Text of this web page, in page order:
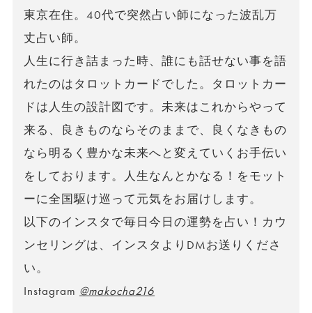
東京在住。40代で突然占い師になった波乱万
丈占い師。
人生に行き詰まった時、誰にも話せない事を語
れたのはタロットカードでした。タロットカー
ドは人生の設計図です。未来はこれからやって
来る、良きものならそのままで、良くなきもの
なら明るく豊かな未来へと変えていくお手伝い
をしております。人生なんとかなる！をモット
ーに全国駆け巡って元気をお届けします。
以下のインスタで毎日今日の運勢を占い！カウ
ンセリングは、インスタよりDMお送りくださ
い。
Instagram @makocha216